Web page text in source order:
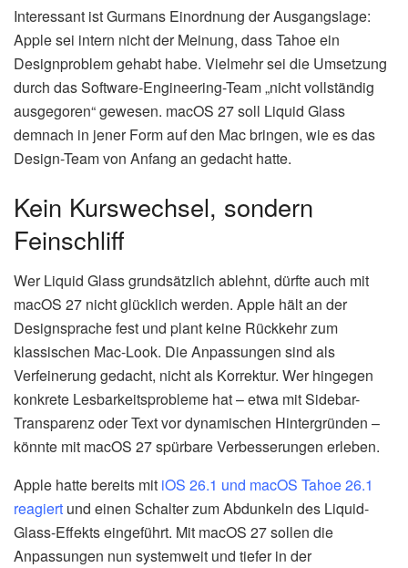
Interessant ist Gurmans Einordnung der Ausgangslage:
Apple sei intern nicht der Meinung, dass Tahoe ein
Designproblem gehabt habe. Vielmehr sei die Umsetzung
durch das Software-Engineering-Team „nicht vollständig
ausgegoren“ gewesen. macOS 27 soll Liquid Glass
demnach in jener Form auf den Mac bringen, wie es das
Design-Team von Anfang an gedacht hatte.
Kein Kurswechsel, sondern
Feinschliff
Wer Liquid Glass grundsätzlich ablehnt, dürfte auch mit
macOS 27 nicht glücklich werden. Apple hält an der
Designsprache fest und plant keine Rückkehr zum
klassischen Mac-Look. Die Anpassungen sind als
Verfeinerung gedacht, nicht als Korrektur. Wer hingegen
konkrete Lesbarkeitsprobleme hat – etwa mit Sidebar-
Transparenz oder Text vor dynamischen Hintergründen –
könnte mit macOS 27 spürbare Verbesserungen erleben.
Apple hatte bereits mit iOS 26.1 und macOS Tahoe 26.1
reagiert und einen Schalter zum Abdunkeln des Liquid-
Glass-Effekts eingeführt. Mit macOS 27 sollen die
Anpassungen nun systemweit und tiefer in der